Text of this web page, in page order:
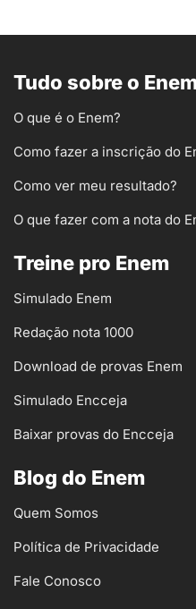
Tudo sobre o
O que é o Enem?
Como fazer a inscrição do
Como ver meu resultado?
O que fazer com a nota do
Treine pro Enem
Simulado Enem
Redação nota 1000
Download de provas Enem
Simulado Encceja
Baixar provas do Encceja
Blog do Enem
Quem Somos
Política de Privacidade
Fale Conosco